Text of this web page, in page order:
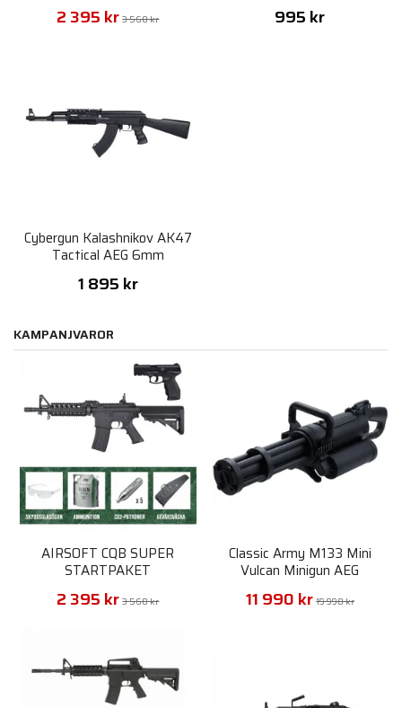
2 395 kr 3 560 kr 995 kr
Cybergun Kalashnikov AK47
Tactical AEG 6mm
1 895 kr
KAMPANJVAROR
AIRSOFT CQB SUPER
STARTPAKET
2 395 kr 3 560 kr
Classic Army M133 Mini
Vulcan Minigun AEG
11 990 kr 19 990 kr